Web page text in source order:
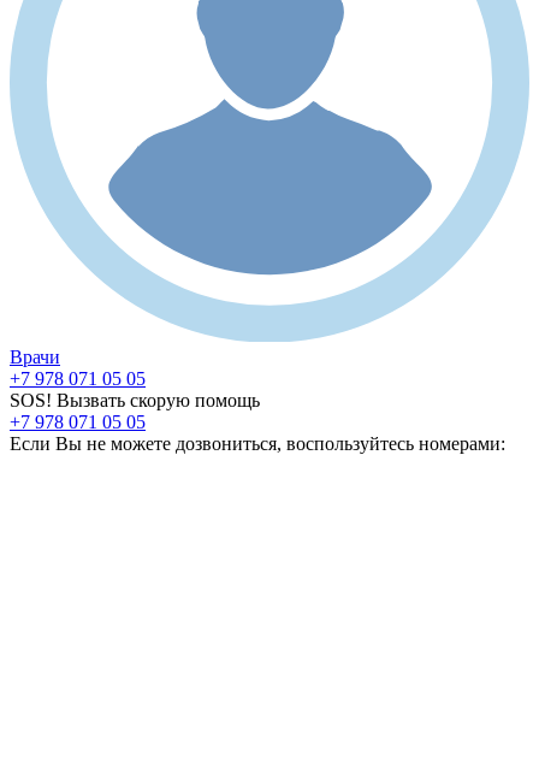
Врачи
+7 978 071 05 05
SOS! Вызвать скорую помощь
+7 978 071 05 05
Если Вы не можете дозвониться, воспользуйтесь номерами: